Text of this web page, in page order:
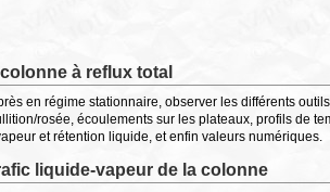
à reflux total
en régime stationnaire, observer les différents
rosée, écoulements sur les plateaux, profils de
et rétention liquide, et enfin valeurs numériques.
liquide-vapeur de la colonne